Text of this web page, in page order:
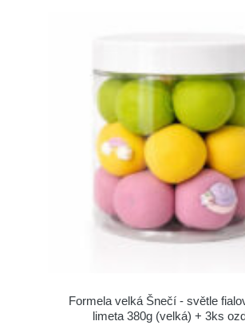
Formela velká Šnečí - světle
limeta 380g (velká) + 3ks